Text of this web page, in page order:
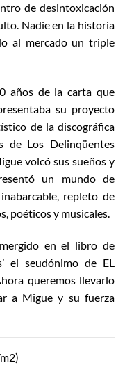
de desintoxicación
Nadie en la historia
al mercado un triple
años de la carta que
su proyecto
de la discográfica
de Los Delinqüentes
volcó sus sueños y
un mundo de
repleto de
poéticos y musicales.
en el libro de
el seudónimo de EL
queremos llevarlo
a Migue y su fuerza